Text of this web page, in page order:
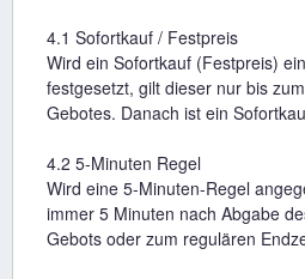
4.1 Sofortkauf / Festpreis
Wird ein Sofortkauf (Festpreis)
festgesetzt, gilt dieser nur bis
Gebotes. Danach ist ein
4.2 5-Minuten Regel
Wird eine 5-Minuten-Regel
immer 5 Minuten nach Abgabe
Gebots oder zum regulären